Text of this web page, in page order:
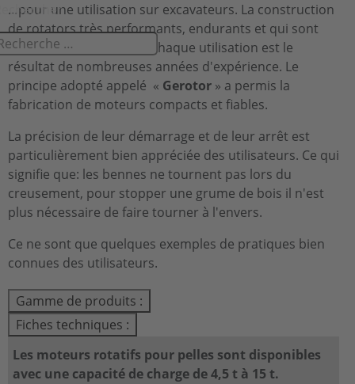
…pour une utilisation sur excavateurs. La construction
de rotators très performants, endurants et qui sont
parfaitement adaptés à chaque utilisation est le
résultat de nombreuses années d'expérience. Le
principe adopté appelé « Gerotor » a permis la
fabrication de moteurs compacts et fiables.
La précision de leur démarrage et de leur arrêt est
particulièrement bien appréciée des utilisateurs. Ce qui
signifie que: les bennes ne tournent pas lors du
creusement, pour stopper une grume de bois il n'est
plus nécessaire de faire tourner à l'envers.
Ce ne sont que quelques exemples de pratiques bien
connues des utilisateurs.
Gamme de produits :
Fiches techniques :
Les moteurs rotatifs pour pelles sont disponibles
avec une capacité de charge de 4,5 t à 15 t.